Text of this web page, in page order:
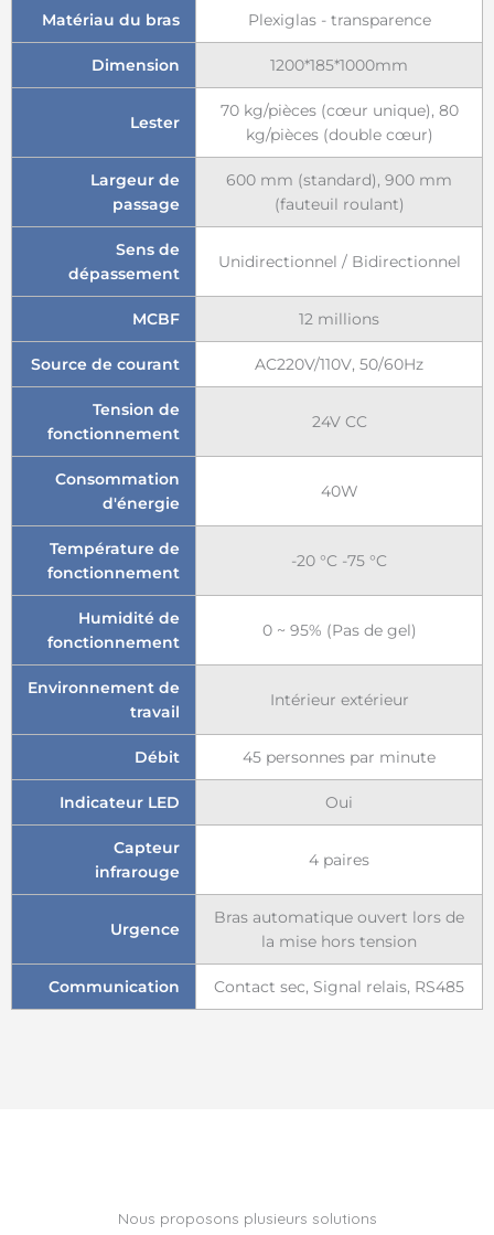
Matériau du bras Plexiglas - transparence
Dimension 1200*185*1000mm
Lester
70 kg/pièces (cœur unique), 80
kg/pièces (double cœur)
Largeur de
passage
600 mm (standard), 900 mm
(fauteuil roulant)
Sens de
dépassement
Unidirectionnel / Bidirectionnel
MCBF 12 millions
Source de courant AC220V/110V, 50/60Hz
Tension de
fonctionnement
24V CC
Consommation
d'énergie
40W
Température de
fonctionnement
-20 °C -75 °C
Humidité de
fonctionnement
0 ~ 95% (Pas de gel)
Environnement de
travail
Intérieur extérieur
Débit 45 personnes par minute
Indicateur LED Oui
Capteur
infrarouge
4 paires
Urgence
Bras automatique ouvert lors de
la mise hors tension
Communication Contact sec, Signal relais, RS485
Nous proposons plusieurs solutions